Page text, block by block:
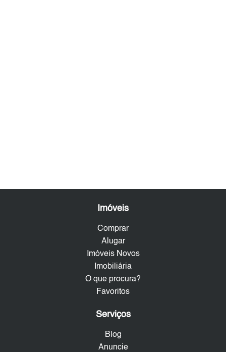
Imóveis
Comprar
Alugar
Imóveis Novos
Imobiliária
O que procura?
Favoritos
Serviços
Blog
Anuncie